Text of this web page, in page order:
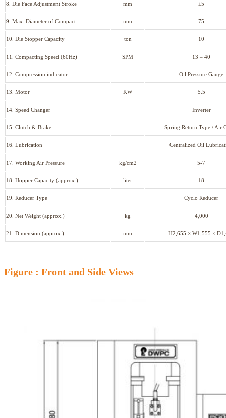
8. Die Face Adjustment Stroke mm ±5
9. Max. Diameter of Compact mm 75
10. Die Stopper Capacity ton 10
11. Compacting Speed (60Hz) SPM 13 – 40
12. Compression indicator Oil Pressure Gauge
13. Motor KW 5.5
14. Speed Changer Inverter
15. Clutch & Brake Spring Return Type / Air
16. Lubrication Centralized Oil
17. Working Air Pressure kg/cm2 5-7
18. Hopper Capacity (approx.) liter 18
19. Reducer Type Cyclo Reducer
20. Net Weight (approx.) kg 4,000
21. Dimension (approx.) mm H2,655 × W1,555 ×
Figure : Front and Side Views